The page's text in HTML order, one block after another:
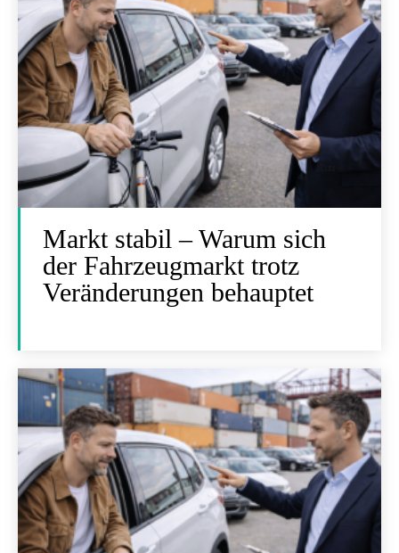
Markt stabil – Warum sich
der Fahrzeugmarkt trotz
Veränderungen behauptet